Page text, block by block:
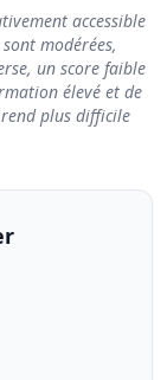
accessible
modérées,
un score faible
élevé et de
rend plus difficile